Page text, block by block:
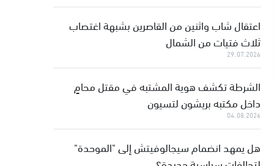
اعتقال شاب واثنين من القاصرين بشبهة اغتصاب
ثلاث فتيات من الشمال
29.07.2026
الشرطة تكشف هوية المشتبه في مقتل محامٍ
داخل مكتبه بريشون لتسيون
04.08.2026
هل يمهد انضمام سيجالوفيتش إلى "الموحدة"